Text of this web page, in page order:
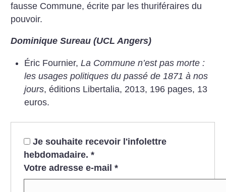
fausse Commune, écrite par les thuriféraires du
pouvoir.
Dominique Sureau (UCL Angers)
Éric Fournier, La Commune n’est pas morte :
les usages politiques du passé de 1871 à nos
jours, éditions Libertalia, 2013, 196 pages, 13
euros.
Je souhaite recevoir l'infolettre
hebdomadaire. *
Votre adresse e-mail *